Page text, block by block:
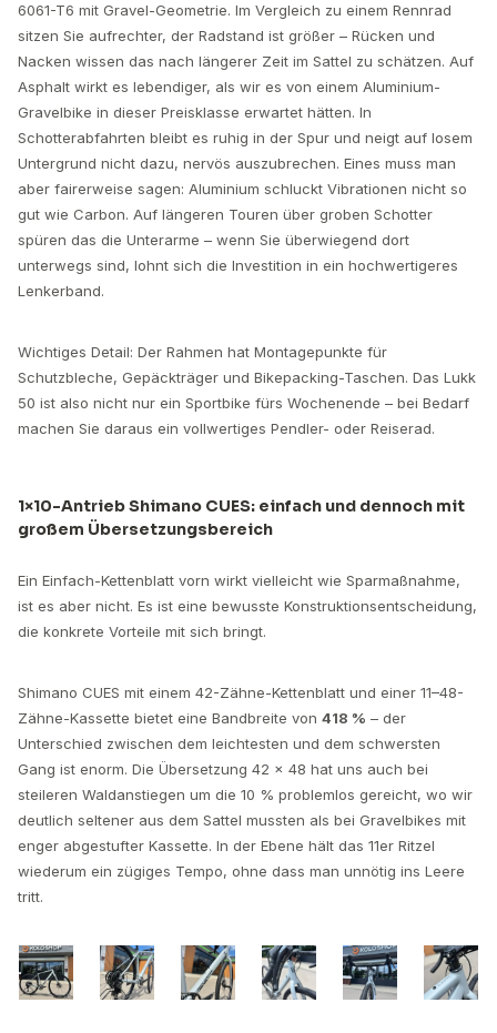
6061-T6 mit Gravel-Geometrie. Im Vergleich zu einem Rennrad
sitzen Sie aufrechter, der Radstand ist größer – Rücken und
Nacken wissen das nach längerer Zeit im Sattel zu schätzen. Auf
Asphalt wirkt es lebendiger, als wir es von einem Aluminium-
Gravelbike in dieser Preisklasse erwartet hätten. In
Schotterabfahrten bleibt es ruhig in der Spur und neigt auf losem
Untergrund nicht dazu, nervös auszubrechen. Eines muss man
aber fairerweise sagen: Aluminium schluckt Vibrationen nicht so
gut wie Carbon. Auf längeren Touren über groben Schotter
spüren das die Unterarme – wenn Sie überwiegend dort
unterwegs sind, lohnt sich die Investition in ein hochwertigeres
Lenkerband.
Wichtiges Detail: Der Rahmen hat Montagepunkte für
Schutzbleche, Gepäckträger und Bikepacking-Taschen. Das Lukk
50 ist also nicht nur ein Sportbike fürs Wochenende – bei Bedarf
machen Sie daraus ein vollwertiges Pendler- oder Reiserad.
1×10-Antrieb Shimano CUES: einfach und dennoch mit
großem Übersetzungsbereich
Ein Einfach-Kettenblatt vorn wirkt vielleicht wie Sparmaßnahme,
ist es aber nicht. Es ist eine bewusste Konstruktionsentscheidung,
die konkrete Vorteile mit sich bringt.
Shimano CUES mit einem 42-Zähne-Kettenblatt und einer 11–48-
Zähne-Kassette bietet eine Bandbreite von 418 % – der
Unterschied zwischen dem leichtesten und dem schwersten
Gang ist enorm. Die Übersetzung 42 × 48 hat uns auch bei
steileren Waldanstiegen um die 10 % problemlos gereicht, wo wir
deutlich seltener aus dem Sattel mussten als bei Gravelbikes mit
enger abgestufter Kassette. In der Ebene hält das 11er Ritzel
wiederum ein zügiges Tempo, ohne dass man unnötig ins Leere
tritt.